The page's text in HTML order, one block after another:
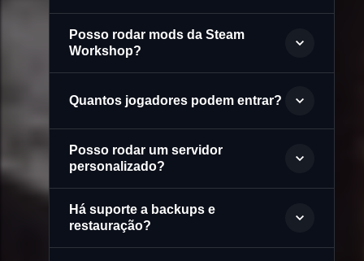
Posso rodar mods da Steam
Workshop?
Quantos jogadores podem entrar?
Posso rodar um servidor
personalizado?
Há suporte a backups e
restauração?